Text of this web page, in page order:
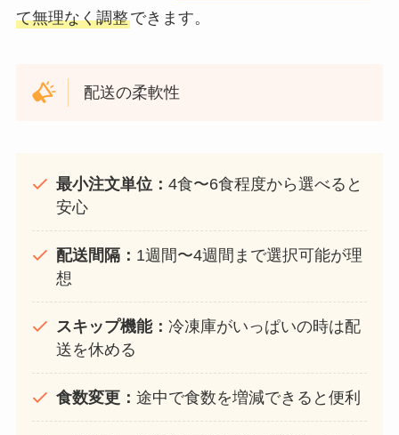
て無理なく調整できます。
配送の柔軟性
最小注文単位： 4食〜6食程度から選べると
安心
配送間隔： 1週間〜4週間まで選択可能が理
想
スキップ機能： 冷凍庫がいっぱいの時は配
送を休める
食数変更： 途中で食数を増減できると便利